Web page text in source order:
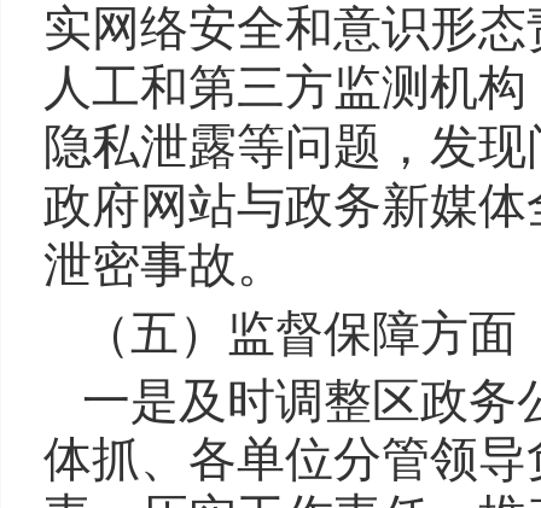
实网络安全和意识形
人工和第三方监测机
隐私泄露等问题，发
政府网站与政务新媒
泄密事故。
（五）监督保障方面
一是及时调整区政务
体抓、各单位分管领